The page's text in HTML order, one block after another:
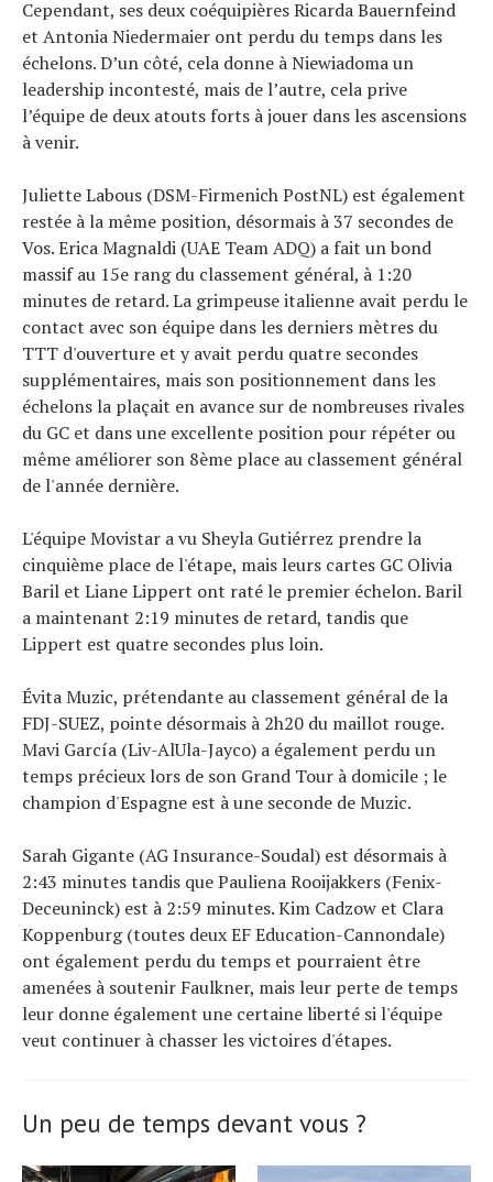
Cependant, ses deux coéquipières Ricarda Bauernfeind
et Antonia Niedermaier ont perdu du temps dans les
échelons. D’un côté, cela donne à Niewiadoma un
leadership incontesté, mais de l’autre, cela prive
l’équipe de deux atouts forts à jouer dans les ascensions
à venir.
Juliette Labous (DSM-Firmenich PostNL) est également
restée à la même position, désormais à 37 secondes de
Vos. Erica Magnaldi (UAE Team ADQ) a fait un bond
massif au 15e rang du classement général, à 1:20
minutes de retard. La grimpeuse italienne avait perdu le
contact avec son équipe dans les derniers mètres du
TTT d'ouverture et y avait perdu quatre secondes
supplémentaires, mais son positionnement dans les
échelons la plaçait en avance sur de nombreuses rivales
du GC et dans une excellente position pour répéter ou
même améliorer son 8ème place au classement général
de l'année dernière.
L'équipe Movistar a vu Sheyla Gutiérrez prendre la
cinquième place de l'étape, mais leurs cartes GC Olivia
Baril et Liane Lippert ont raté le premier échelon. Baril
a maintenant 2:19 minutes de retard, tandis que
Lippert est quatre secondes plus loin.
Évita Muzic, prétendante au classement général de la
FDJ-SUEZ, pointe désormais à 2h20 du maillot rouge.
Mavi García (Liv-AlUla-Jayco) a également perdu un
temps précieux lors de son Grand Tour à domicile ; le
champion d'Espagne est à une seconde de Muzic.
Sarah Gigante (AG Insurance-Soudal) est désormais à
2:43 minutes tandis que Pauliena Rooijakkers (Fenix-
Deceuninck) est à 2:59 minutes. Kim Cadzow et Clara
Koppenburg (toutes deux EF Education-Cannondale)
ont également perdu du temps et pourraient être
amenées à soutenir Faulkner, mais leur perte de temps
leur donne également une certaine liberté si l'équipe
veut continuer à chasser les victoires d'étapes.
Un peu de temps devant vous ?